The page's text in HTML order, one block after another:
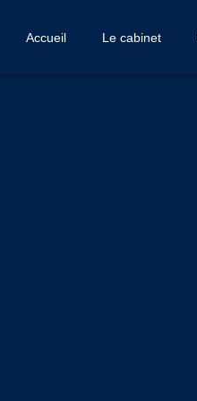
Accueil Le cabinet